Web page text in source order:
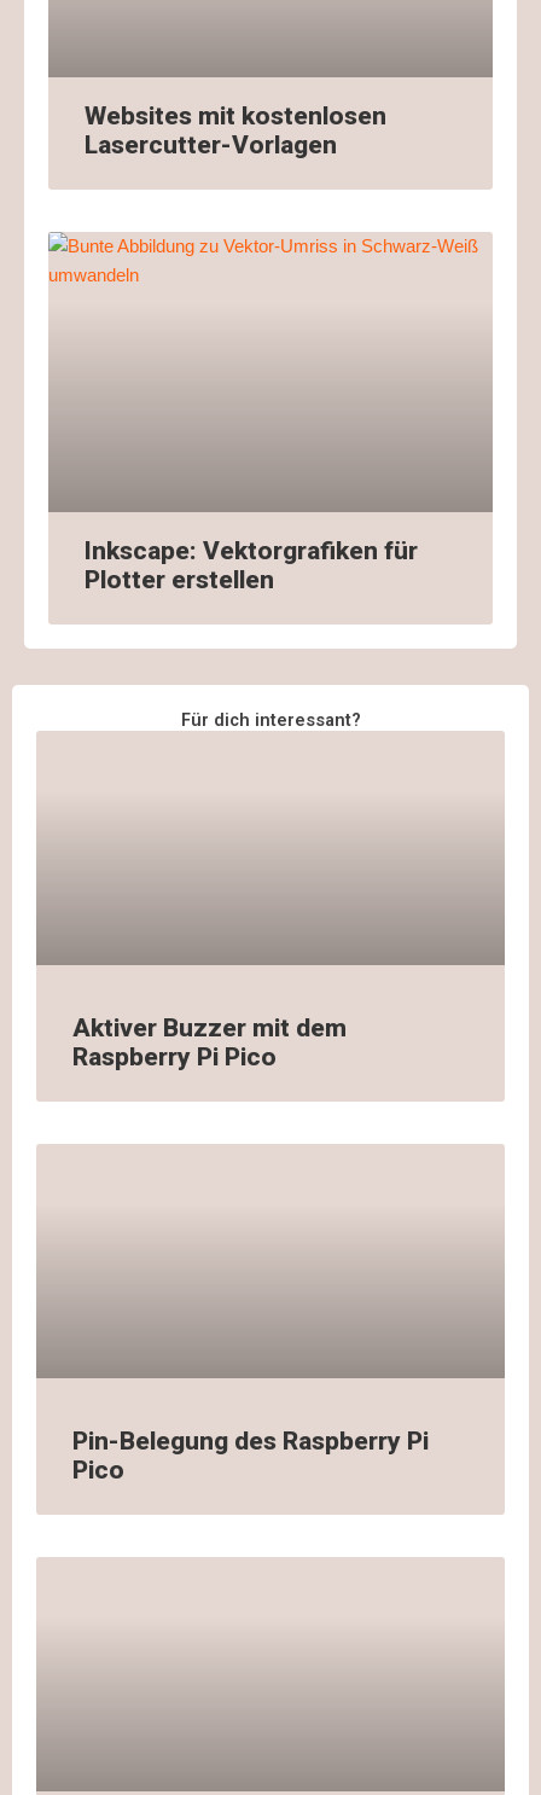
Websites mit kostenlosen
Lasercutter-Vorlagen
Inkscape: Vektorgrafiken für
Plotter erstellen
Für dich interessant?
Aktiver Buzzer mit dem
Raspberry Pi Pico
Pin-Belegung des Raspberry Pi
Pico